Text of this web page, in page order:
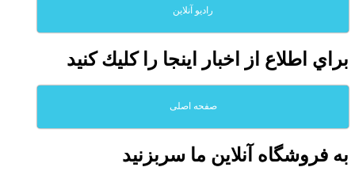
رادیو آنلاین
براي اطلاع از اخبار اينجا را كليك كنيد
صفحه اصلی
به فروشگاه آنلاين ما سربزنيد